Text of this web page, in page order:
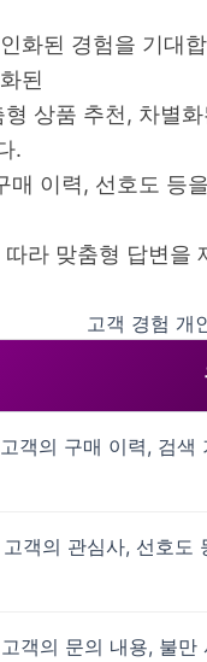
화된 경험을 기대
된
상품 추천, 차별
.
매 이력, 선호도 등
라 맞춤형 답변을
고객 경험 개
고객의 구매 이력, 검색
고객의 관심사, 선호도
고객의 문의 내용, 불만